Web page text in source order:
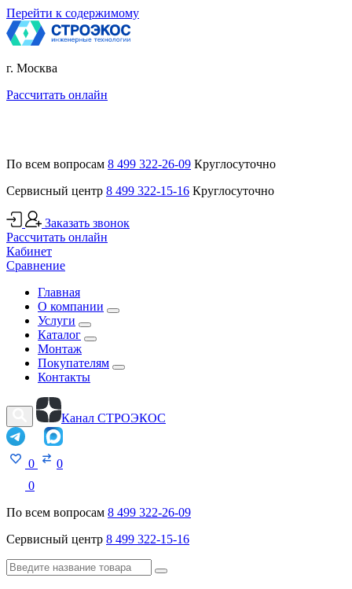
Перейти к содержимому
г. Москва
Рассчитать онлайн
По всем вопросам 8 499 322-26-09 Круглосуточно
Сервисный центр 8 499 322-15-16 Круглосуточно
Заказать звонок
Рассчитать онлайн
Кабинет
Сравнение
Главная
О компании
Услуги
Каталог
Монтаж
Покупателям
Контакты
Канал СТРОЭКОС
0
0
0
По всем вопросам 8 499 322-26-09
Сервисный центр 8 499 322-15-16